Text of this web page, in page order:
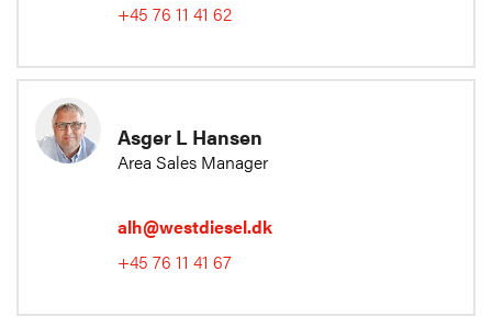
+45 76 11 41 62
Asger L Hansen
Area Sales Manager
alh@westdiesel.dk
+45 76 11 41 67